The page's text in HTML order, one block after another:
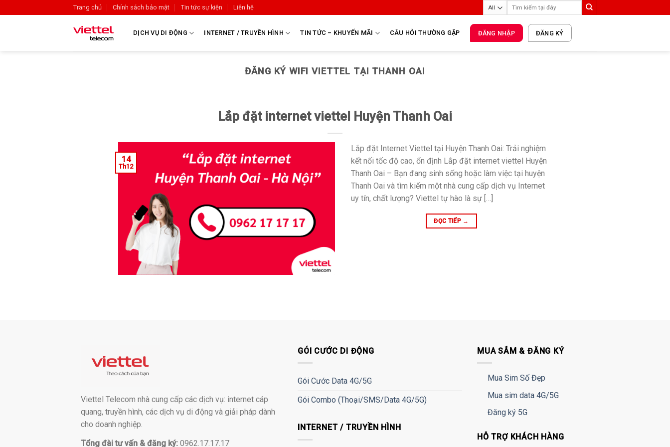
Trang chủ Chính sách bảo mật Tin tức sự kiện Liên hệ
DỊCH VỤ DI ĐỘNG INTERNET / TRUYỀN HÌNH TIN TỨC – KHUYẾN MÃI CÂU HỎI THƯỜNG GẶP ĐĂNG NHẬP ĐĂNG KÝ
ĐĂNG KÝ WIFI VIETTEL TẠI THANH OAI
Lắp đặt internet viettel Huyện Thanh Oai
14
Th12
Lắp đặt Internet Viettel tại Huyện Thanh Oai: Trải nghiệm
kết nối tốc độ cao, ổn định Lắp đặt internet viettel Huyện
Thanh Oai – Bạn đang sinh sống hoặc làm việc tại huyện
Thanh Oai và tìm kiếm một nhà cung cấp dịch vụ Internet
uy tín, chất lượng? Viettel tự hào là sự […]
ĐỌC TIẾP →
Viettel Telecom nhà cung cấp các dịch vụ: internet cáp
quang, truyền hình, các dịch vụ di động và giải pháp dành
cho doanh nghiệp.
Tổng đài tư vấn & đăng ký: 0962.17.17.17
GÓI CƯỚC DI ĐỘNG
Gói Cước Data 4G/5G
Gói Combo (Thoại/SMS/Data 4G/5G)
INTERNET / TRUYỀN HÌNH
MUA SẮM & ĐĂNG KÝ
Mua Sim Số Đẹp
Mua sim data 4G/5G
Đăng ký 5G
HỖ TRỢ KHÁCH HÀNG